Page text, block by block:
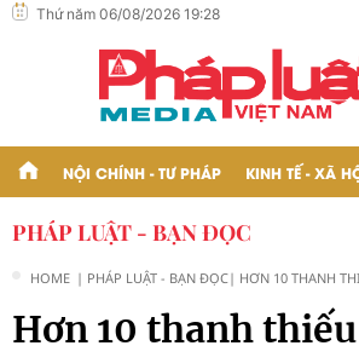
Thứ năm 06/08/2026 19:28
NỘI CHÍNH - TƯ PHÁP KINH TẾ - XÃ
PHÁP LUẬT - BẠN ĐỌC
HOME | PHÁP LUẬT - BẠN ĐỌC| HƠN 10 THANH
TỤ TẬP ĐUA XE TÌM
THỦ HỖN CHIẾN
Hơn 10 thanh